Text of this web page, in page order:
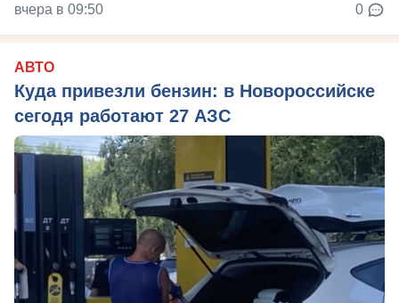
вчера в 09:50 0
АВТО
Куда привезли бензин: в Новороссийске
сегодя работают 27 АЗС